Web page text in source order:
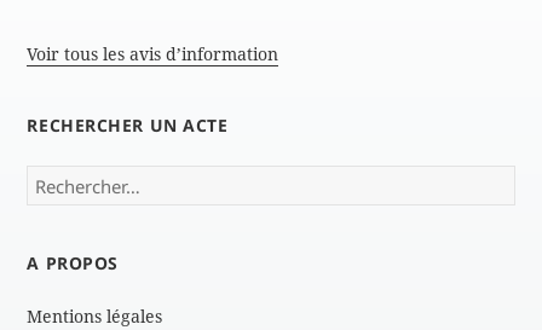
Voir tous les avis d’information
RECHERCHER UN ACTE
Rechercher :
A PROPOS
Mentions légales